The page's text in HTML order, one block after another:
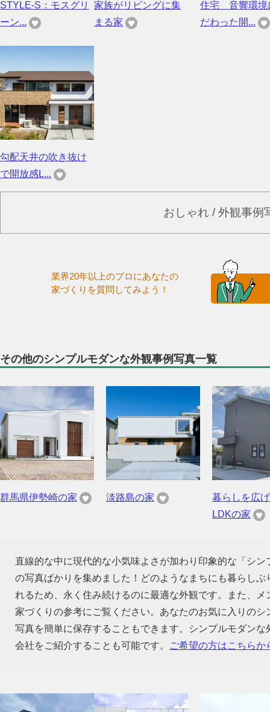
STYLE-S：モスグリ
ーン...
家族がリビングに集
まる家
住宅 音響環境
だわった開...
勾配天井の吹き抜け
で開放感L...
おしゃれ / 外観事例
業界20年以上のプロにあなたの
家づくりを質問してみよう！
その他のシンプルモダンな外観事例写真一覧
群馬県伊勢崎の家 淡路島の家
暮らしを広
LDKの家
直線的な中に現代的な小気味よさが加わり印象的な「シ
の写真ばかりを集めました！どのようなまちにも暮らし
れるため、永く住み続けるのに最適な外観です。また、
家づくりの参考にご覧ください。あなたのお気に入りの
写真を簡単に保存することもできます。シンプルモダン
会社をご紹介することも可能です。
ご希望の方はこちらか